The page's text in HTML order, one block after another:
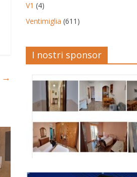
→
V1 (4)
Ventimiglia (611)
I nostri sponsor